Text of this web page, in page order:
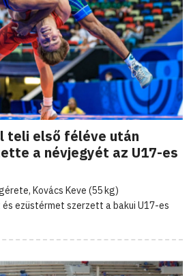
teli első féléve után
a névjegyét az U17-es
Kovács Keve (55 kg)
ezüstérmet szerzett a bakui U17-es